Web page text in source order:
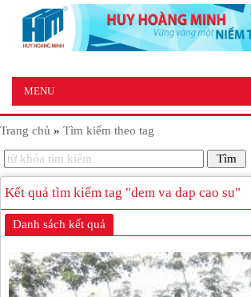
MENU
Trang chủ » Tìm kiếm theo tag
Kết quả tìm kiếm tag "dem va dap cao su"
Danh sách kết quả